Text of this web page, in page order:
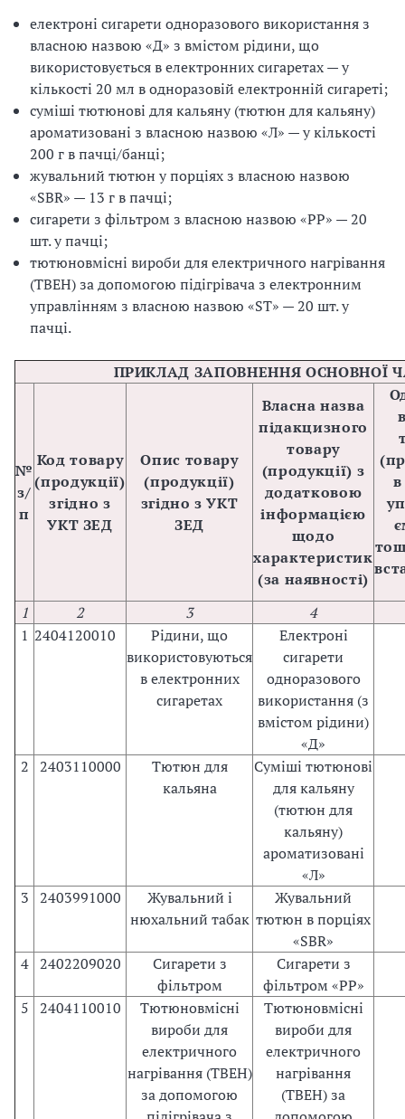
електроні сигарети одноразового використання з
власною назвою «Д» з вмістом рідини, що
використовується в електронних сигаретах — у
кількості 20 мл в одноразовій електронній сигареті;
суміші тютюнові для кальяну (тютюн для кальяну)
ароматизовані з власною назвою «Л» — у кількості
200 г в пачці/банці;
жувальний тютюн у порціях з власною назвою
«SBR» — 13 г в пачці;
сигарети з фільтром з власною назвою «PP» — 20
шт. у пачці;
тютюновмісні вироби для електричного нагрівання
(ТВЕН) за допомогою підігрівача з електронним
управлінням з власною назвою «ST» — 20 шт. у
пачці.
ПРИКЛАД ЗАПОВНЕННЯ ОСНОВНОЇ
№
з/
п
Код товару
(продукції)
згідно з
УКТ ЗЕД
Опис товару
(продукції)
згідно з УКТ
ЗЕД
Власна назва
підакцизного
товару
(продукції) з
додатковою
інформацією
щодо
характеристик
(за наявності)
1 2 3
4
1 2404120010
Рідини, що
використовуються
в електронних
сигаретах
Електроні
сигарети
одноразового
використання (з
вмістом рідини)
«Д»
2 2403110000
Тютюн для
кальяна
Суміші тютюнові
для кальяну
(тютюн для
кальяну)
ароматизовані
«Л»
3 2403991000
Жувальний і
нюхальний табак
Жувальний
тютюн в порціях
«SBR»
4 2402209020
Сигарети з
фільтром
Сигарети з
фільтром «PP»
5 2404110010
Тютюновмiснi
вироби для
електричного
нагрівання (ТВЕН)
за допомогою
Тютюновмiснi
вироби для
електричного
нагрівання
(ТВЕН) за